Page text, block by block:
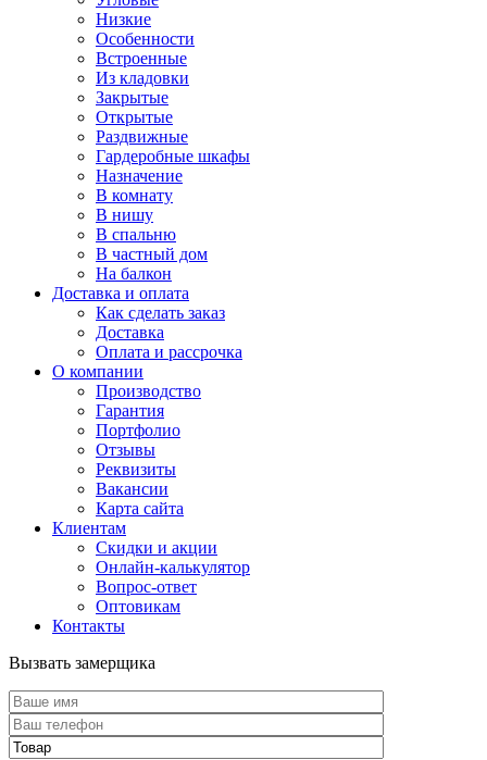
Низкие
Особенности
Встроенные
Из кладовки
Закрытые
Открытые
Раздвижные
Гардеробные шкафы
Назначение
В комнату
В нишу
В спальню
В частный дом
На балкон
Доставка и оплата
Как сделать заказ
Доставка
Оплата и рассрочка
О компании
Производство
Гарантия
Портфолио
Отзывы
Реквизиты
Вакансии
Карта сайта
Клиентам
Скидки и акции
Онлайн-калькулятор
Вопрос-ответ
Оптовикам
Контакты
Вызвать замерщика